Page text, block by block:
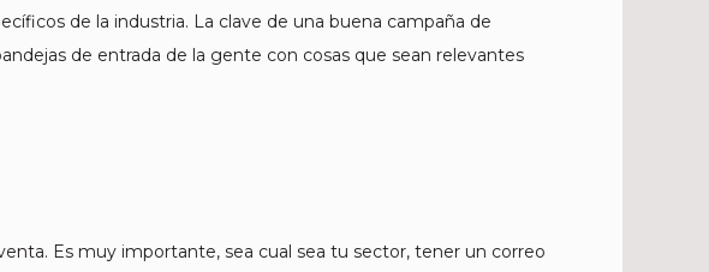
de la industria. La clave de una buena campaña de
de entrada de la gente con cosas que sean relevantes
Es muy importante, sea cual sea tu sector, tener un correo